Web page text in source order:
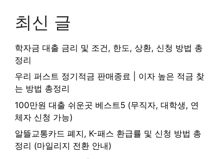
최신 글
학자금 대출 금리 및 조건, 한도, 상환, 신청 방법 총
정리
우리 퍼스트 정기적금 판매종료 | 이자 높은 적금 찾
는 방법 총정리
100만원 대출 쉬운곳 베스트5 (무직자, 대학생, 연
체자 신청 가능)
알뜰교통카드 폐지, K-패스 환급률 및 신청 방법 총
정리 (마일리지 전환 안내)